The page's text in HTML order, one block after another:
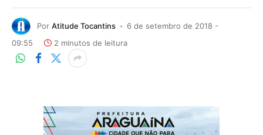
Por Atitude Tocantins
6 de setembro de 2018 -
09:55
2 minutos de leitura